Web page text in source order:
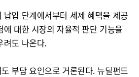
입 단계에서부터 세제 혜택을 제공
대한 시장의 자율적 판단 기능을
려도 나온다.
부담 요인으로 거론된다. 뉴딜펀드